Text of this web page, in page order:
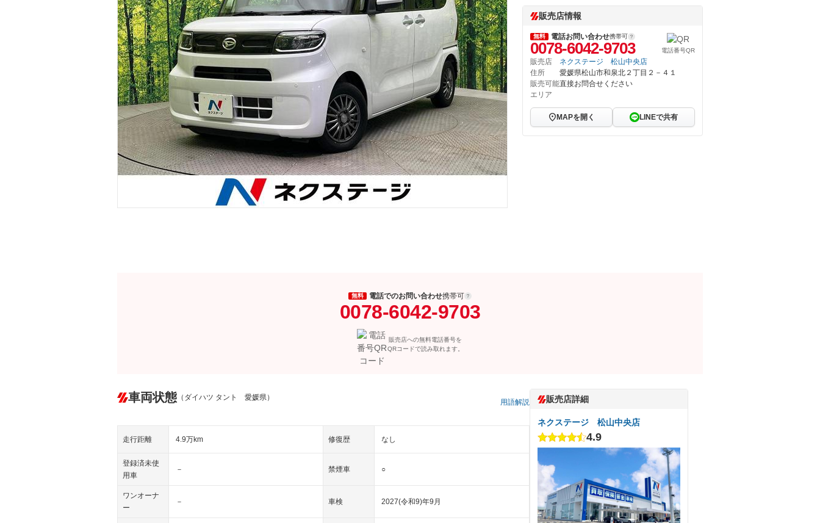
販売店情報
無料 電話お問い合わせ携帯可
0078-6042-9703 電話番号QR
販売店
ネクステージ 松山中央店
住所
愛媛県松山市和泉北２丁目２－４１
販売可能
エリア
直接お問合せください
MAPを開く LINEで共有
無料 電話でのお問い合わせ携帯可
0078-6042-9703
販売店への無料電話番号を
QRコードで読み取れます。
車両状態 （ダイハツ タント 愛媛県）
用語解説
走行距離 4.9万km 修復歴 なし
登録済未使
用車
－ 禁煙車 ○
ワンオーナ
ー
－ 車検 2027(令和9)年9月
販売店詳細
ネクステージ 松山中央店
4.9